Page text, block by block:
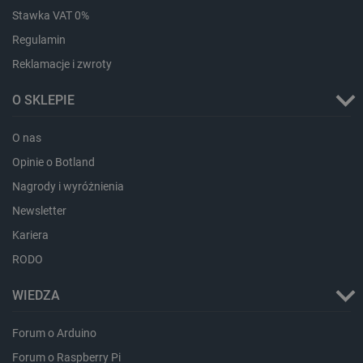
Stawka VAT 0%
Regulamin
Reklamacje i zwroty
O SKLEPIE
O nas
Opinie o Botland
Nagrody i wyróżnienia
Newsletter
Kariera
RODO
WIEDZA
Forum o Arduino
Forum o Raspberry Pi
Quality Unit LLC
botland.com.pl